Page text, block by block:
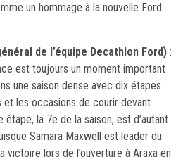
un hommage à la nouvelle Ford
de l’équipe Decathlon Ford) :
est toujours un moment important
une saison dense avec dix étapes
les occasions de courir devant
la 7e de la saison, est d’autant
Samara Maxwell est leader du
victoire lors de l’ouverture à Araxa en